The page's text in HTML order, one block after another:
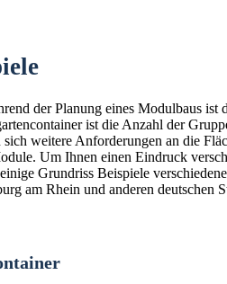
der Planung eines Modulbaus ist
ist die Anzahl der
sich weitere Anforderungen an die
Um Ihnen einen Eindruck
Grundriss Beispiele
am Rhein und anderen deutschen